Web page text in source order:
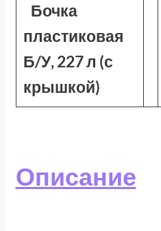
Бочка
пластиковая
Б/У, 227 л (с
крышкой)
Описание